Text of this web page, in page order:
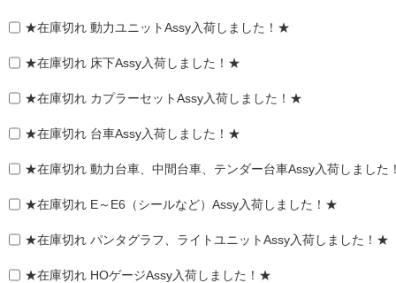
★在庫切れ 動力ユニットAssy入荷しました！★
★在庫切れ 床下Assy入荷しました！★
★在庫切れ カプラーセットAssy入荷しました！★
★在庫切れ 台車Assy入荷しました！★
★在庫切れ 動力台車、中間台車、テンダー台車Assy入荷しまし
★在庫切れ E～E6（シールなど）Assy入荷しました！★
★在庫切れ パンタグラフ、ライトユニットAssy入荷しました！★
★在庫切れ HOゲージAssy入荷しました！★